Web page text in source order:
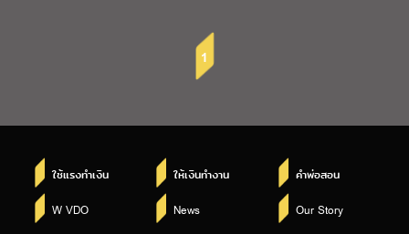
1
ใช้แรงทำเงิน ให้เงินทำงาน คำพ่อสอน
W VDO News Our Story